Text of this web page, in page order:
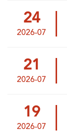
24
2026-07
21
2026-07
19
2026-07